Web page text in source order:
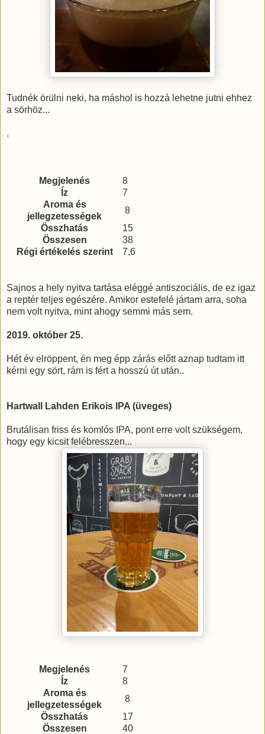
Tudnék örülni neki, ha máshol is hozzá lehetne jutni ehhez
a sörhöz...
.
Megjelenés
8
Íz
7
Aroma és
jellegzetességek
8
Összhatás
15
Összesen
38
Régi értékelés szerint
7,6
Sajnos a hely nyitva tartása eléggé antiszociális, de ez igaz
a reptér teljes egészére. Amikor estefelé jártam arra, soha
nem volt nyitva, mint ahogy semmi más sem.
2019. október 25.
Hét év elröppent, én meg épp zárás előtt aznap tudtam itt
kérni egy sört, rám is fért a hosszú út után..
Hartwall Lahden Erikois IPA (üveges)
Brutálisan friss és komlós IPA, pont erre volt szükségem,
hogy egy kicsit felébresszen...
Megjelenés
7
Íz
8
Aroma és
jellegzetességek
8
Összhatás
17
Összesen
40